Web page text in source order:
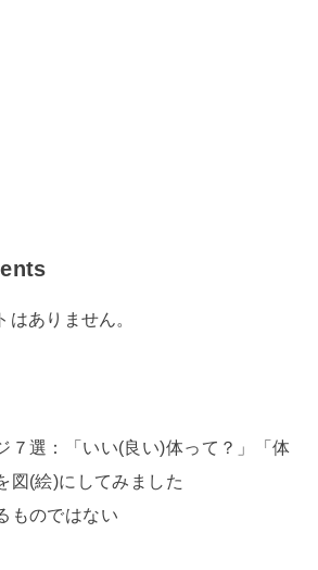
ありません。
７選：「いい(良い)体って？」「体
図(絵)にしてみました
ものではない